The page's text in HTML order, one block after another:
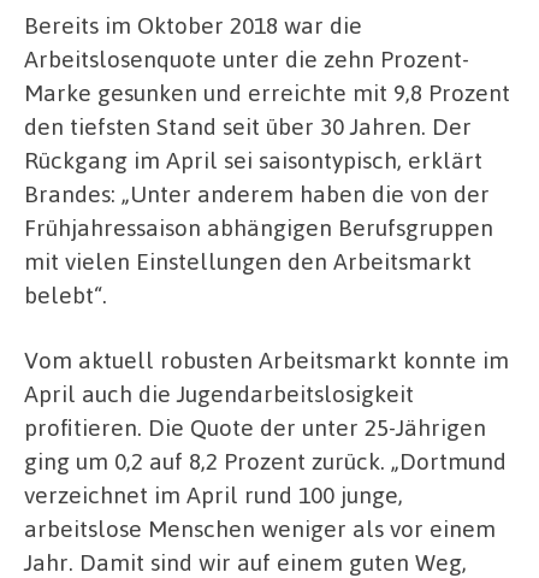
Bereits im Oktober 2018 war die
Arbeitslosenquote unter die zehn Prozent-
Marke gesunken und erreichte mit 9,8 Prozent
den tiefsten Stand seit über 30 Jahren. Der
Rückgang im April sei saisontypisch, erklärt
Brandes: „Unter anderem haben die von der
Frühjahressaison abhängigen Berufsgruppen
mit vielen Einstellungen den Arbeitsmarkt
belebt“.
Vom aktuell robusten Arbeitsmarkt konnte im
April auch die Jugendarbeitslosigkeit
profitieren. Die Quote der unter 25-Jährigen
ging um 0,2 auf 8,2 Prozent zurück. „Dortmund
verzeichnet im April rund 100 junge,
arbeitslose Menschen weniger als vor einem
Jahr. Damit sind wir auf einem guten Weg,